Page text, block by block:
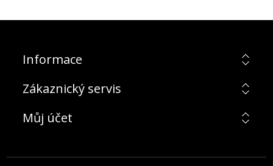
Informace
Zákaznický servis
Můj účet